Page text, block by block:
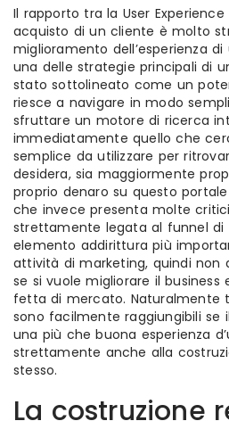
Il rapporto tra la User
acquisto di un cliente è molto
miglioramento dell’esperienza
una delle strategie principali di
stato sottolineato come un
riesce a navigare in modo
sfruttare un motore di ricerca
immediatamente quello che
semplice da utilizzare per
desidera, sia maggiormente
proprio denaro su questo
che invece presenta molte
strettamente legata al funnel di
elemento addirittura più
attività di marketing, quindi non
se si vuole migliorare il business
fetta di mercato. Naturalmente
sono facilmente raggiungibili se
una più che buona esperienza
strettamente anche alla
stesso.
La costruzione